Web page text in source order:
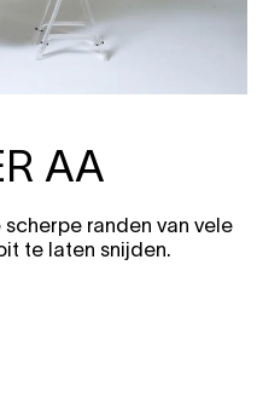
AA
randen van vele
te laten snijden.